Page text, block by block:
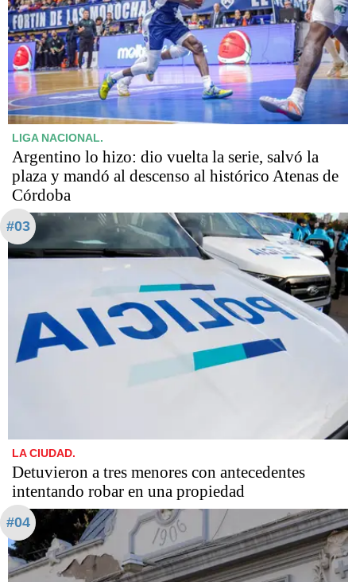
LIGA NACIONAL.
Argentino lo hizo: dio vuelta la serie, salvó la
plaza y mandó al descenso al histórico Atenas de
Córdoba
#03
LA CIUDAD.
Detuvieron a tres menores con antecedentes
intentando robar en una propiedad
#04